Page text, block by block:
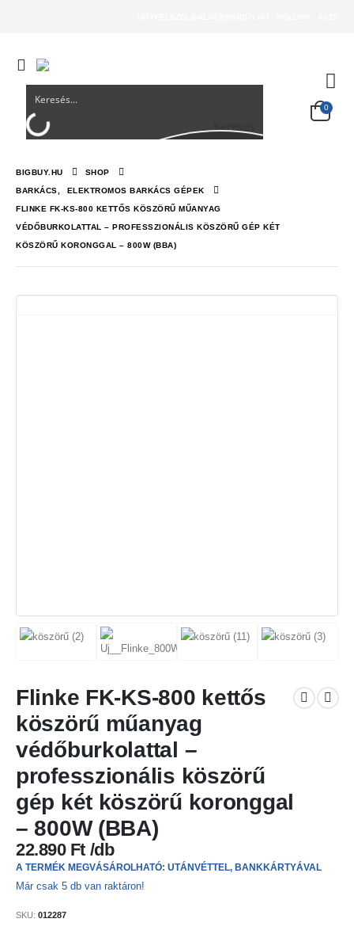
Keresés
0
BIGBUY.HU SHOP
BARKÁCS ELEKTROMOS BARKÁCS GÉPEK
FLINKE FK-KS-800 KETTŐS KÖSZÖRŰ MŰANYAG
VÉDŐBURKOLATTAL – PROFESSZIONÁLIS KÖSZÖRŰ GÉP KÉT
KÖSZÖRŰ KORONGGAL – 800W (BBA)
Flinke FK-KS-800 kettős
köszörű műanyag
védőburkolattal –
professzionális köszörű
gép két köszörű koronggal
– 800W (BBA)
22.890 Ft
A TERMÉK MEGVÁSÁROLHATÓ: UTÁNVÉTTEL, BANKKÁRTYÁVAL
Már csak 5 db van raktáron!
SKU: 012287